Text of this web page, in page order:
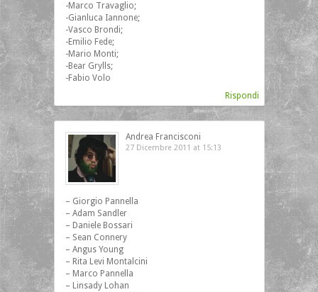
-Marco Travaglio;
-Gianluca Iannone;
-Vasco Brondi;
-Emilio Fede;
-Mario Monti;
-Bear Grylls;
-Fabio Volo
Rispondi
Andrea Francisconi
27 Dicembre 2011 at 15:13
– Giorgio Pannella
– Adam Sandler
– Daniele Bossari
– Sean Connery
– Angus Young
– Rita Levi Montalcini
– Marco Pannella
– Linsady Lohan